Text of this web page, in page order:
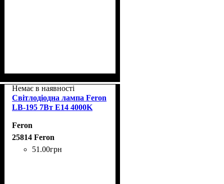
Немає в наявності
Світлодіодна лампа Feron
LB-195 7Вт E14 4000K
Feron
25814 Feron
51 .00грн